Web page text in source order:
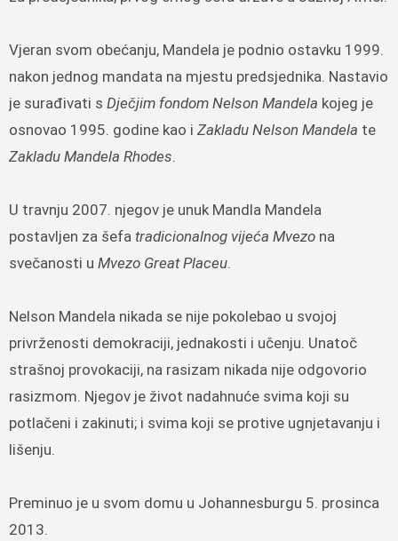
Vjeran svom obećanju, Mandela je podnio ostavku 1999.
nakon jednog mandata na mjestu predsjednika. Nastavio
je surađivati s Dječjim fondom Nelson Mandela kojeg je
osnovao 1995. godine kao i Zakladu Nelson Mandela te
Zakladu Mandela Rhodes.
U travnju 2007. njegov je unuk Mandla Mandela
postavljen za šefa tradicionalnog vijeća Mvezona
svečanosti u Mvezo Great Placeu.
Nelson Mandela nikada se nije pokolebao u svojoj
privrženosti demokraciji, jednakosti i učenju. Unatoč
strašnoj provokaciji, na rasizam nikada nije odgovorio
rasizmom. Njegov je život nadahnuće svima koji su
potlačeni i zakinuti; i svima koji se protive ugnjetavanju i
lišenju.
Preminuo je u svom domu u Johannesburgu 5. prosinca
2013.